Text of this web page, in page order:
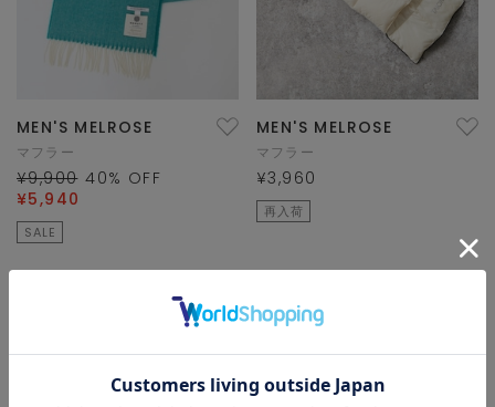
MEN'S MELROSE
マフラー
¥9,900 40% OFF
¥5,940
SALE
MEN'S MELROSE
マフラー
¥3,960
再入荷